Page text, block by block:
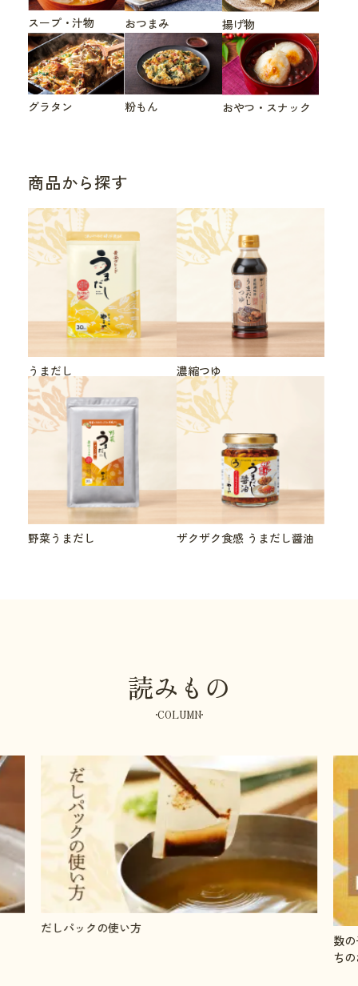
スープ・汁物 おつまみ 揚げ物
グラタン 粉もん おやつ・スナック
商品から探す
うまだし 濃縮つゆ
野菜うまだし ザクザク食感 うまだし醤油
読みもの
COLUMN
「